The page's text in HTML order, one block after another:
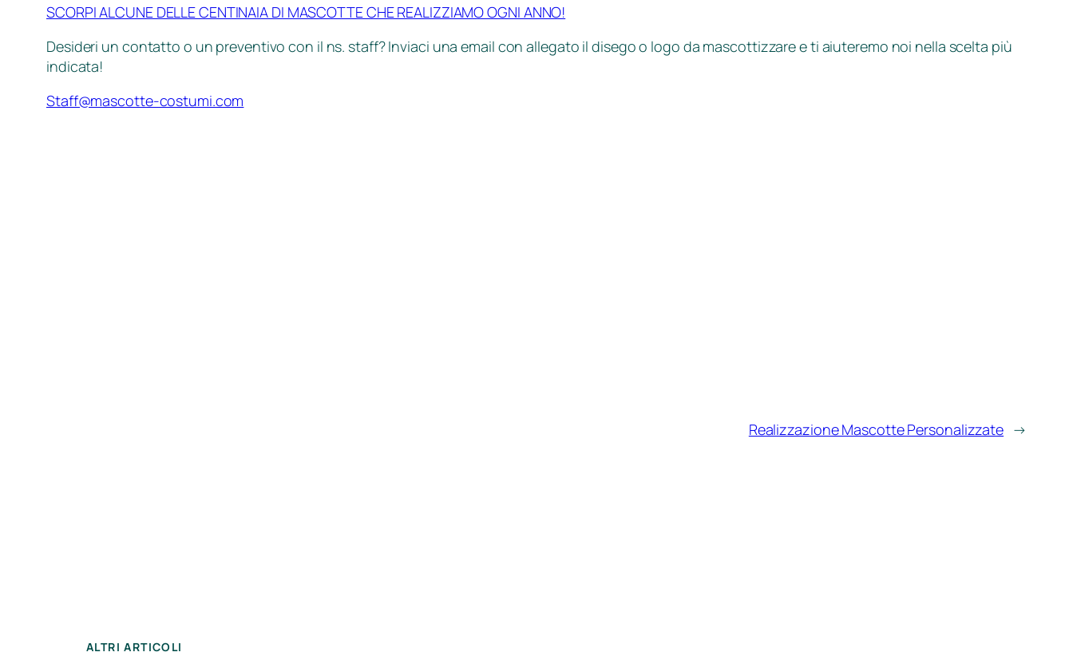
SCORPI ALCUNE DELLE CENTINAIA DI MASCOTTE CHE REALIZZIAMO OGNI ANNO!
Desideri un contatto o un preventivo con il ns. staff? Inviaci una email con allegato il disego o logo da mascottizzare e ti aiuteremo noi nella scelta più
indicata!
Staff@mascotte-costumi.com
Realizzazione Mascotte Personalizzate →
ALTRI ARTICOLI